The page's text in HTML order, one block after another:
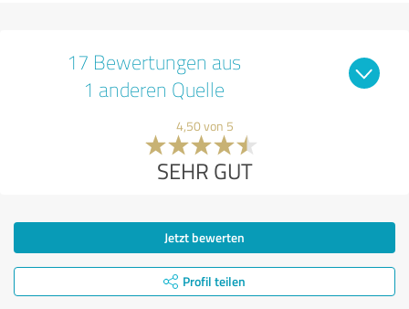
17 Bewertungen aus
1 anderen Quelle
4,50 von 5
SEHR GUT
Jetzt bewerten
Profil teilen